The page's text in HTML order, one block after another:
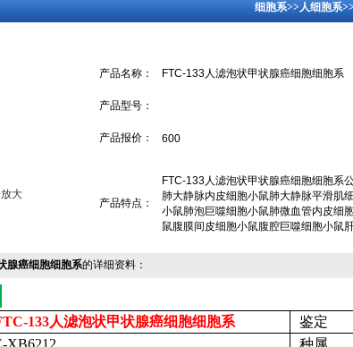
细胞系>>人细胞系
大
产品名称： FTC-133人滤泡状甲状腺癌细胞细胞系
产品型号：
产品报价： 600
产品特点：
FTC-133人滤泡状甲状腺癌细胞细胞系
肺大静脉内皮细胞小鼠肺大静脉平滑肌
小鼠肺泡巨噬细胞小鼠肺微血管内皮细
鼠腹膜间皮细胞小鼠腹腔巨噬细胞小鼠
腺癌细胞细胞系的详细资料：
133人滤泡状甲状腺癌细胞细胞系 鉴定
XB6212 种属